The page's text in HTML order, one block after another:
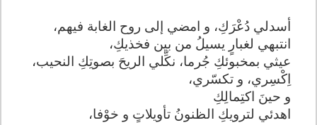
أسدلي دُعْرَكِ، و امضي إلى روح الغابة فيهم،
انتبهي لغبارٍ يسيلُ من بين فخذيكِ،
عيثي بمخبوئكِ جُرما، نكِّلي الريحَ بصوتِكِ النحيب،
اِكْسِري، و تكسّري،
و حينَ اكتِمالِكِ
اهدئي لترويكِ الظنونُ تأويلاتٍ و خوْفا،